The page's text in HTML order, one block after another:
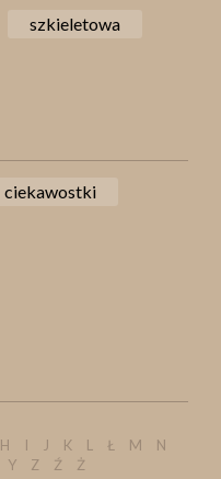
szkieletowa
ciekawostki
H I J K L Ł M N
Y Z Ź Ż